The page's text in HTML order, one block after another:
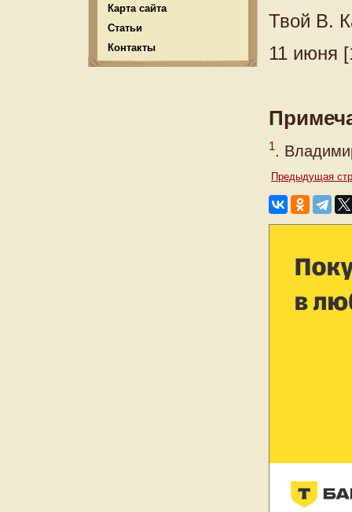
Карта сайта
Статьи
Контакты
Твой В.
11 июня
1 .
Предыдущая